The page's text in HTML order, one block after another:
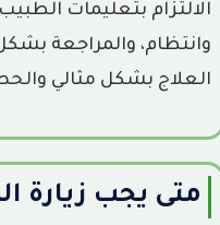
الالتزام بتعليمات
وانتظام، والمراجعة
العلاج بشكل مثالي
متى يجب زيارة